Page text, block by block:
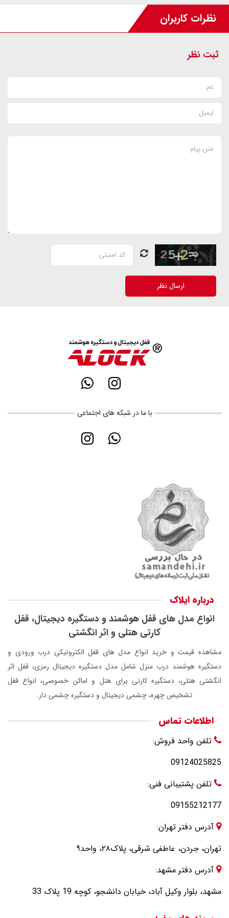
نظرات کاربران
ثبت نظر
ارسال نظر
با ما در شبکه های اجتماعی
درباره ایلاک
انواع مدل های قفل هوشمند و دستگیره دیجیتال، قفل
کارتی هتلی و اثر انگشتی
مشاهده قیمت و خرید انواع مدل های قفل الکترونیکی درب ورودی و
دستگیره هوشمند درب منزل شامل مدل دستگیره دیجیتال رمزی، قفل اثر
انگشتی هتلی، دستگیره کارتی برای هتل و اماکن خصوصی، انواع قفل
تشخیص چهره، چشمی دیجیتال و دستگیره چشمی دار.
اطلاعات تماس
تلفن واحد فروش:
09124025825
تلفن پشتیبانی فنی:
09155212177
آدرس دفتر تهران:
تهران، جردن، عاطفی شرقی، پلاک۲۸، واحد۹
آدرس دفتر مشهد:
مشهد، بلوار وکیل آباد، خیابان دانشجو، کوچه 19 پلاک 33